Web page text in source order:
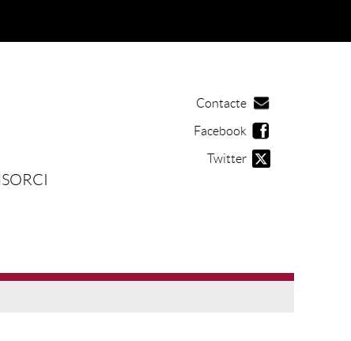
Contacte
Facebook
Twitter